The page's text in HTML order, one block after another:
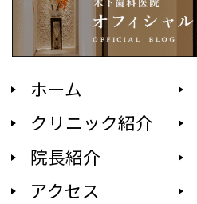
ホーム
クリニック紹介
院長紹介
アクセス